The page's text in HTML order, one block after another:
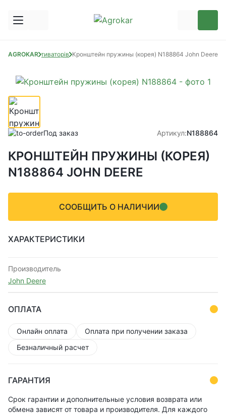
AGROKAR
до культиваторів Кронштейн пружины (корея) N188864 John Deere
Под заказ Артикул:N188864
КРОНШТЕЙН ПРУЖИНЫ (КОРЕЯ)
N188864 JOHN DEERE
СООБЩИТЬ О НАЛИЧИИ
ХАРАКТЕРИСТИКИ
Производитель
John Deere
ОПЛАТА
Онлайн оплата
Оплата при получении заказа
Безналичный расчет
ГАРАНТИЯ
Срок гарантии и дополнительные условия возврата или
обмена зависят от товара и производителя. Для каждого